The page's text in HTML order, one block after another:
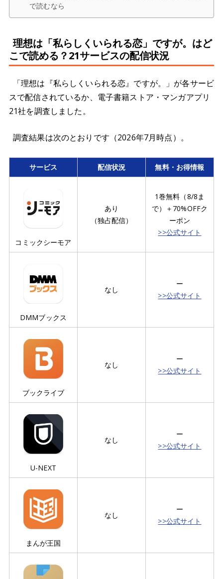
で読むなら
理想は「私らしくいられる恋」ですが。はど
こで読める？21サービスの配信状況
「理想は『私らしくいられる恋』ですが。」が各サービ
スで配信されているか、電子書籍ストア・マンガアプリ
21社を調査しました。
調査結果は次のとおりです（2026年7月時点）。
サービス 配信状況 無料・お得情報
コミックシーモア
あり
（独占配信）
1巻無料（8/8ま
で）＋70%OFFク
ーポン
>>公式サイト
DMMブックス
なし
ー
>>公式サイト
ブックライブ
なし
ー
>>公式サイト
U-NEXT
なし
ー
>>公式サイト
まんが王国
なし
ー
>>公式サイト